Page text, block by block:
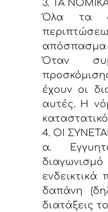
3. ΤΑ
Όλα τα
απόσπασμα
Όταν
έχουν οι
αυτές. Η
4. ΟΙ
α.
δαπάνη
διατάξεις